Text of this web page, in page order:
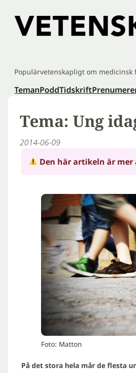
innehåll
Populärvetenskapligt om medicinsk
TemanPoddTidskrift
Tema: Ung
2014-06-09
Den här artikeln är
Foto: Matton
På det stora hela mår de flesta